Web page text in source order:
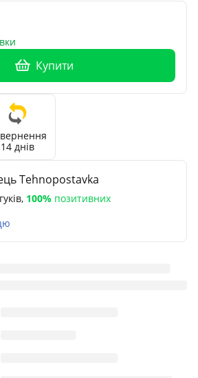
Купити
14 днів
Tehnopostavka
, 100% позитивних